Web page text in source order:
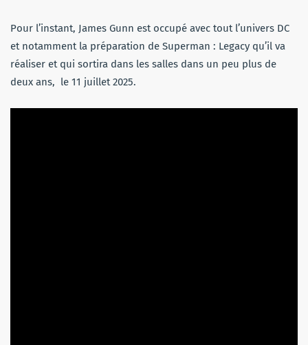
Pour l’instant, James Gunn est occupé avec tout l’univers DC
et notamment la préparation de Superman : Legacy qu’il va
réaliser et qui sortira dans les salles dans un peu plus de
deux ans, le 11 juillet 2025.